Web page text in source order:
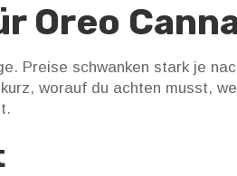
Oreo
Preise schwanken stark je
worauf du achten musst,